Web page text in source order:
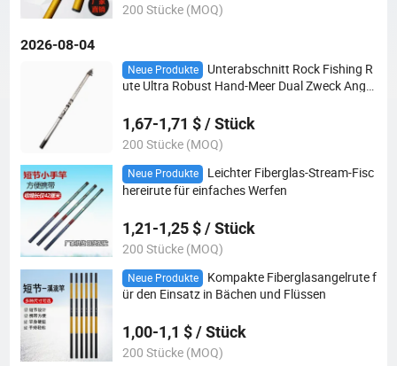
200 Stücke (MOQ)
2026-08-04
Neue Produkte
Unterabschnitt Rock Fishing R
ute Ultra Robust Hand-Meer Dual Zweck Angel
1,67-1,71 $ / Stück
200 Stücke (MOQ)
Neue Produkte
Leichter Fiberglas-Stream-Fisc
hereirute für einfaches Werfen
1,21-1,25 $ / Stück
200 Stücke (MOQ)
Neue Produkte
Kompakte Fiberglasangelrute f
ür den Einsatz in Bächen und Flüssen
1,00-1,1 $ / Stück
200 Stücke (MOQ)